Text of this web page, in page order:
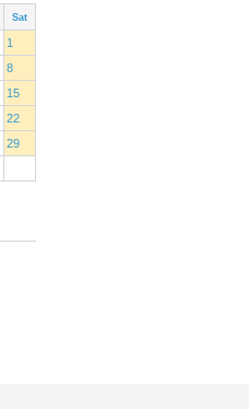
Sat
1
8
15
22
29